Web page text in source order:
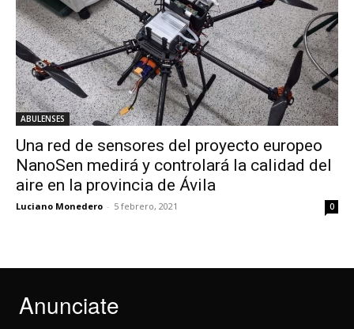
ABULENSES
Una red de sensores del proyecto europeo
NanoSen medirá y controlará la calidad del
aire en la provincia de Ávila
Luciano Monedero - 5 febrero, 2021 0
Anunciate